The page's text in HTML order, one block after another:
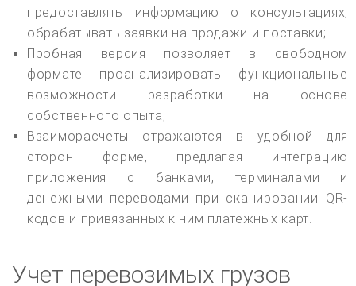
предоставлять информацию о консультациях,
обрабатывать заявки на продажи и поставки;
Пробная версия позволяет в свободном
формате проанализировать функциональные
возможности разработки на основе
собственного опыта;
Взаиморасчеты отражаются в удобной для
сторон форме, предлагая интеграцию
приложения с банками, терминалами и
денежными переводами при сканировании QR-
кодов и привязанных к ним платежных карт.
Учет перевозимых грузов